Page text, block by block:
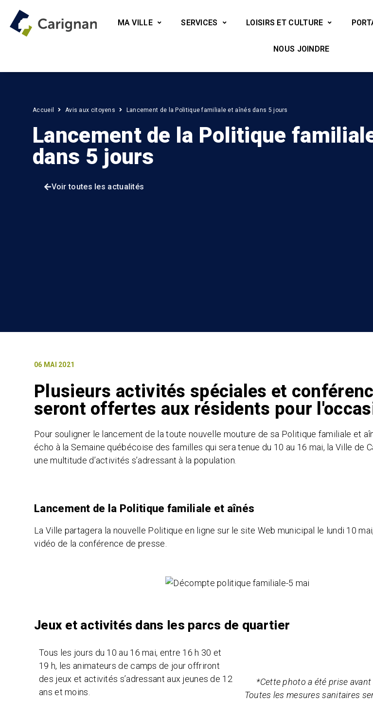
MA VILLE SERVICES LOISIRS ET CULTURE
NOUS JOINDRE
Accueil Avis aux citoyens Lancement de la Politique familiale et aînés dans 5 jours
Lancement de la Politique
dans 5 jours
Voir toutes les actualités
06 MAI 2021
Plusieurs activités spéciales et
seront offertes aux résidents pour
Pour souligner le lancement de la toute nouvelle mouture de sa Politique familiale et
écho à la Semaine québécoise des familles qui sera tenue du 10 au 16 mai, la Ville de
une multitude d’activités s’adressant à la population.
Lancement de la Politique familiale et aînés
La Ville partagera la nouvelle Politique en ligne sur le site Web municipal le lundi 10 mai,
vidéo de la conférence de presse.
Jeux et activités dans les parcs de quartier
Tous les jours du 10 au 16 mai, entre 16 h 30 et
19 h, les animateurs de camps de jour offriront
des jeux et activités s’adressant aux jeunes de 12
ans et moins.
*Cette photo a été prise avant
Toutes les mesures sanitaires